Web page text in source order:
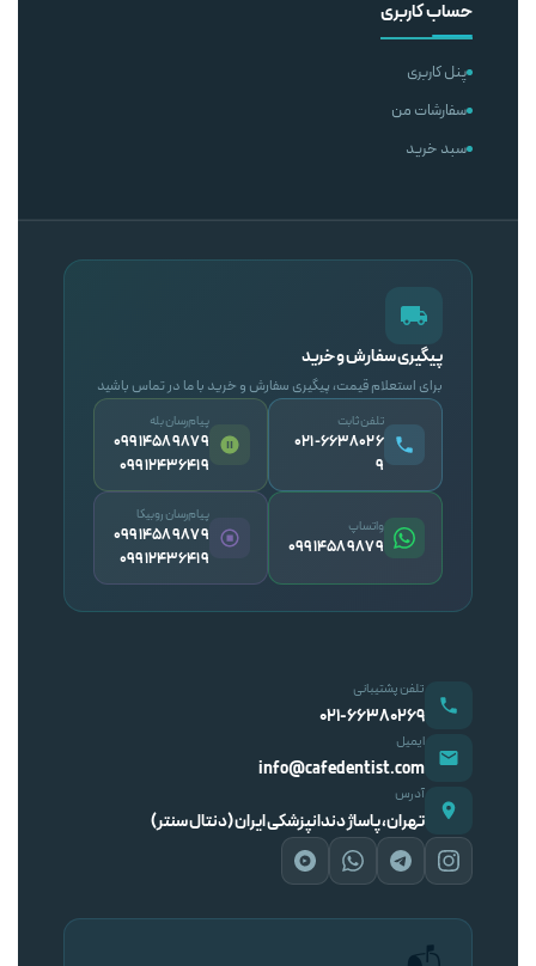
حساب کاربری
پنل کاربری
سفارشات من
سبد خرید
پیگیری سفارش و خرید
برای استعلام قیمت، پیگیری سفارش و خرید با ما در تماس باشید
تلفن ثابت
۰۲۱-۶۶۳۸۰۲۶
۹
پیام‌رسان بله
09914589879
09912436419
واتساپ
09914589879
پیام‌رسان روبیکا
09914589879
09912436419
تلفن پشتیبانی
۰۲۱-۶۶۳۸۰۲۶۹
ایمیل
info@cafedentist.com
آدرس
تهران، پاساژ دندانپزشکی ایران (دنتال سنتر)